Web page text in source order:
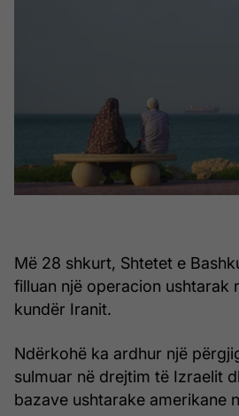
Më 28 shkurt, Shtetet e
filluan një operacion ushtarak
kundër Iranit.
Ndërkohë ka ardhur një
sulmuar në drejtim të Izraelit
bazave ushtarake amerikane